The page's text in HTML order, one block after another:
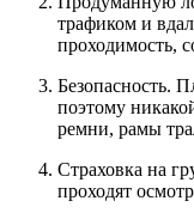
трафиком и
проходимость,
Безопасность.
поэтому
ремни, рамы
Страховка на
проходят